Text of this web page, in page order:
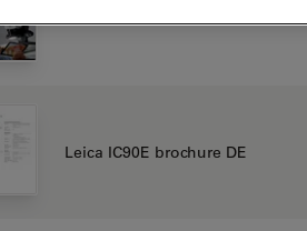
Leica IC90E brochure CN
Leica IC90E brochure DE